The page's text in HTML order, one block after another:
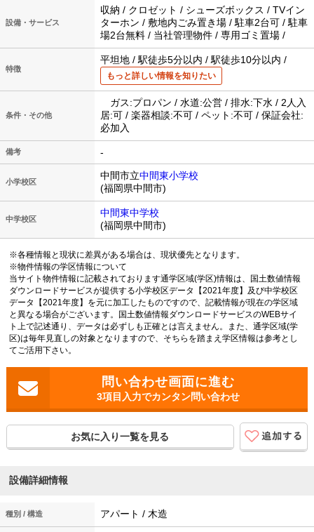
設備・サービス
収納 / クロゼット / シューズボックス / TVイン
ターホン / 敷地内ごみ置き場 / 駐車2台可 / 駐車
場2台無料 / 当社管理物件 / 専用ゴミ置場 /
特徴
平坦地 / 駅徒歩5分以内 / 駅徒歩10分以内 /
もっと詳しい情報を知りたい
条件・その他
ガス:プロパン / 水道:公営 / 排水:下水 / 2人入
居:可 / 楽器相談:不可 / ペット:不可 / 保証会社:
必加入
備考 -
小学校区
中間市立中間東小学校
(福岡県中間市)
中学校区
中間東中学校
(福岡県中間市)
※各種情報と現状に差異がある場合は、現状優先となります。
※物件情報の学区情報について
当サイト物件情報に記載されております通学区域(学区)情報は、国土数値情報
ダウンロードサービスが提供する小学校区データ【2021年度】及び中学校区
データ【2021年度】を元に加工したものですので、記載情報が現在の学区域
と異なる場合がございます。国土数値情報ダウンロードサービスのWEBサイ
ト上で記述通り、データは必ずしも正確とは言えません。また、通学区域(学
区)は毎年見直しの対象となりますので、そちらを踏まえ学区情報は参考とし
てご活用下さい。
3項目入力でカンタン問い合わせ
お気に入り一覧を見る
設備詳細情報
種別 / 構造 アパート / 木造